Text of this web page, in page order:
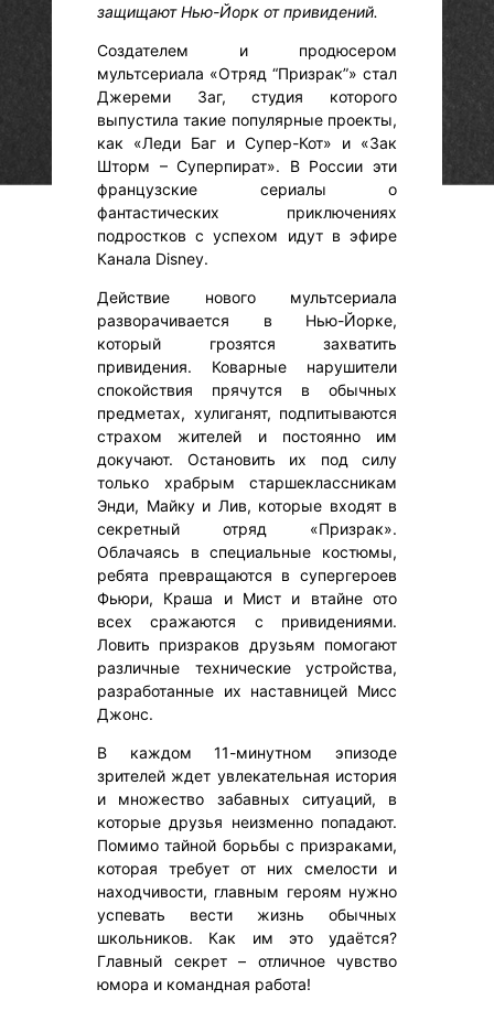
защищают Нью-Йорк от привидений.
Создателем и продюсером
мультсериала «Отряд “Призрак”» стал
Джереми Заг, студия которого
выпустила такие популярные проекты,
как «Леди Баг и Супер-Кот» и «Зак
Шторм – Суперпират». В России эти
французские сериалы о
фантастических приключениях
подростков с успехом идут в эфире
Канала Disney.
Действие нового мультсериала
разворачивается в Нью-Йорке,
который грозятся захватить
привидения. Коварные нарушители
спокойствия прячутся в обычных
предметах, хулиганят, подпитываются
страхом жителей и постоянно им
докучают. Остановить их под силу
только храбрым старшеклассникам
Энди, Майку и Лив, которые входят в
секретный отряд «Призрак».
Облачаясь в специальные костюмы,
ребята превращаются в супергероев
Фьюри, Краша и Мист и втайне ото
всех сражаются с привидениями.
Ловить призраков друзьям помогают
различные технические устройства,
разработанные их наставницей Мисс
Джонс.
В каждом 11-минутном эпизоде
зрителей ждет увлекательная история
и множество забавных ситуаций, в
которые друзья неизменно попадают.
Помимо тайной борьбы с призраками,
которая требует от них смелости и
находчивости, главным героям нужно
успевать вести жизнь обычных
школьников. Как им это удаётся?
Главный секрет – отличное чувство
юмора и командная работа!